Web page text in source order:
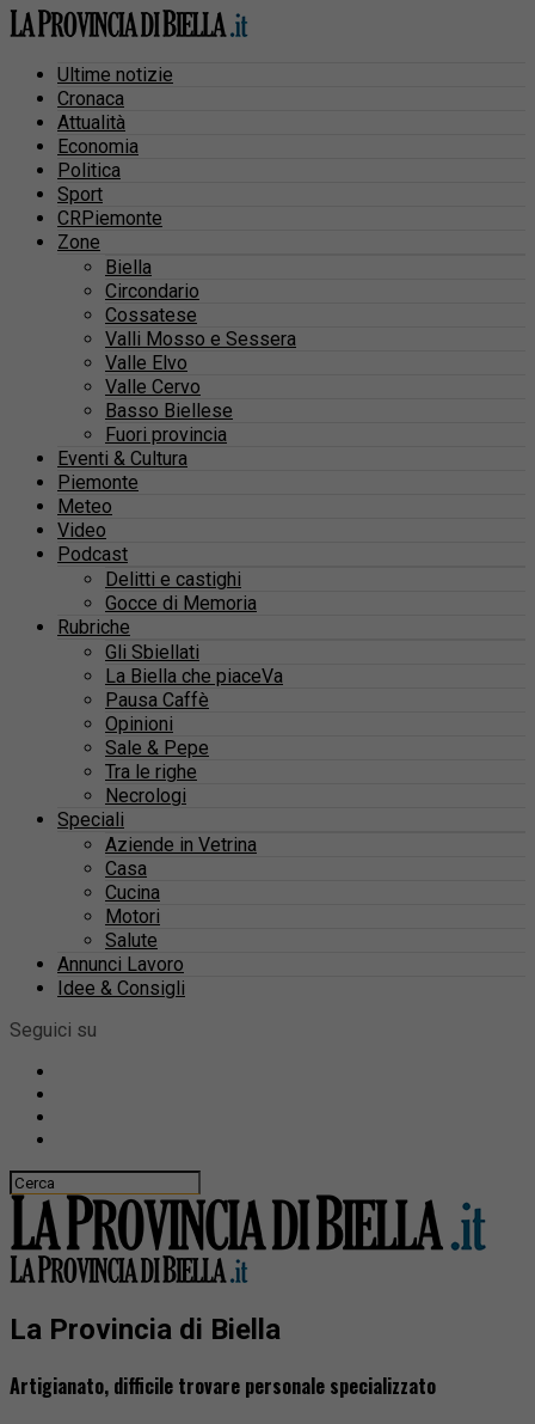
Ultime notizie
Cronaca
Attualità
Economia
Politica
Sport
CRPiemonte
Zone
Biella
Circondario
Cossatese
Valli Mosso e Sessera
Valle Elvo
Valle Cervo
Basso Biellese
Fuori provincia
Eventi & Cultura
Piemonte
Meteo
Video
Podcast
Delitti e castighi
Gocce di Memoria
Rubriche
Gli Sbiellati
La Biella che piaceVa
Pausa Caffè
Opinioni
Sale & Pepe
Tra le righe
Necrologi
Speciali
Aziende in Vetrina
Casa
Cucina
Motori
Salute
Annunci Lavoro
Idee & Consigli
Seguici su
La Provincia di Biella
Artigianato, difficile trovare personale specializzato